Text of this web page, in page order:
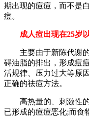
期出现的痘痘，而不是
痘。
成人痘出现在25岁
主要由于新陈代谢的
碍油脂的排出，形成痘
活规律、压力过大等原
正确的祛痘方法。
高热量的、刺激性的
已形成的痘痘恶化;而食